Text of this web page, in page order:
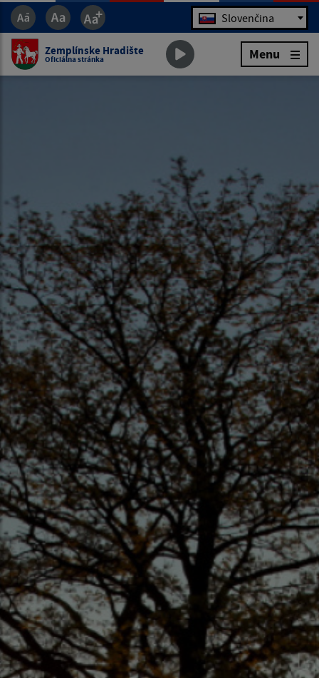
Jazyk Slovenčina
Zemplínske Hradište
Oficiálna stránka Menu